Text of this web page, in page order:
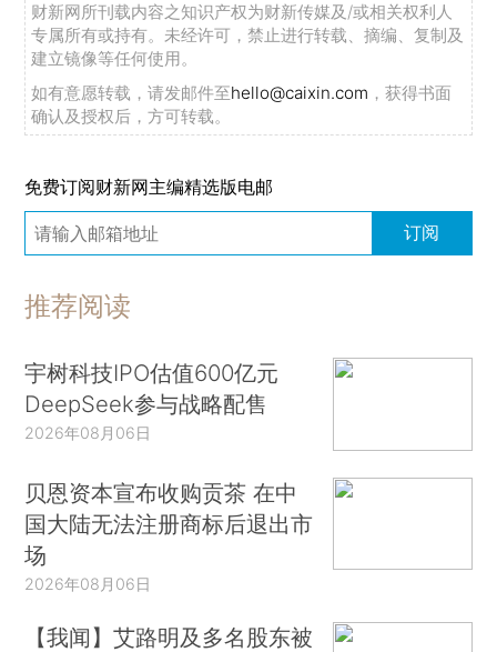
财新网所刊载内容之知识产权为财新传媒及/或相关权利人
专属所有或持有。未经许可，禁止进行转载、摘编、复制及
建立镜像等任何使用。
如有意愿转载，请发邮件至hello@caixin.com ，获得书面
确认及授权后，方可转载。
免费订阅财新网主编精选版电邮
订阅
推荐阅读
宇树科技IPO估值600亿元
DeepSeek参与战略配售
2026年08月06日
贝恩资本宣布收购贡茶 在中
国大陆无法注册商标后退出市
场
2026年08月06日
【我闻】艾路明及多名股东被